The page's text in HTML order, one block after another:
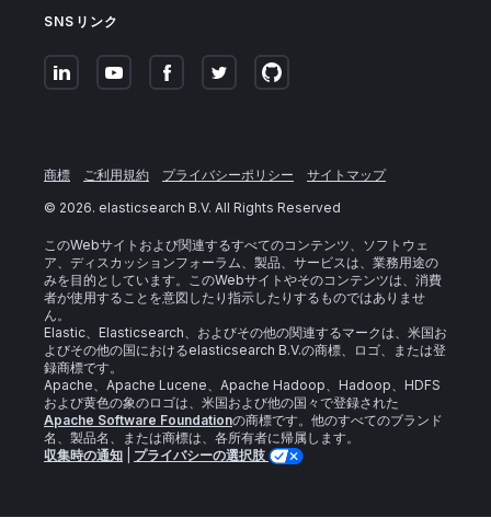
SNSリンク
商標 ご利用規約 プライバシーポリシー
サイトマップ
© 2026. elasticsearch B.V. All Rights Reserved
このWebサイトおよび関連するすべてのコンテンツ、ソフトウェ
ア、ディスカッションフォーラム、製品、サービスは、業務用途の
みを目的としています。このWebサイトやそのコンテンツは、消費
者が使用することを意図したり指示したりするものではありませ
ん。
Elastic、Elasticsearch、およびその他の関連するマークは、米国お
よびその他の国におけるelasticsearch B.V.の商標、ロゴ、または登
録商標です。
Apache、Apache Lucene、Apache Hadoop、Hadoop、HDFS
および黄色の象のロゴは、米国および他の国々で登録された
Apache Software Foundationの商標です。他のすべてのブランド
名、製品名、または商標は、各所有者に帰属します。
収集時の通知
プライバシーの選択肢